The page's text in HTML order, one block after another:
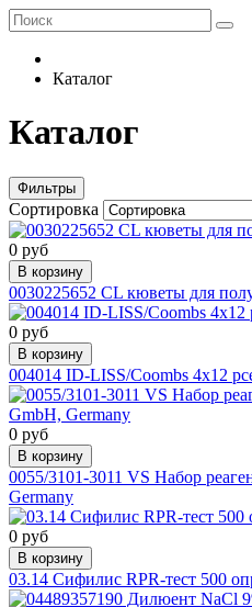
Каталог
Каталог
Фильтры
Сортировка
0 руб
В корзину
0030225652 CL кюветы для
0 руб
В корзину
004014 ID-LISS/Coombs 4x12
0 руб
В корзину
0055/3101-3011 VS Набор
Germany
0 руб
В корзину
03.14 Сифилис RPR-тест 500